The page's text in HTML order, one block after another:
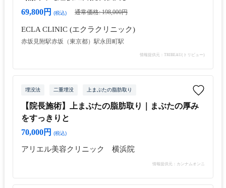
69,800円
(税込) 通常価格: 198,000円
ECLA CLINIC (エクラクリニック)
赤坂見附駅赤坂（東京都）駅永田町駅
情報提供元：TRIBEAU(トリビュー)
埋没法 二重埋没 上まぶたの脂肪取り
【院長施術】上まぶたの脂肪取り｜まぶたの厚み
をすっきりと
70,000円
(税込)
アリエル美容クリニック 横浜院
情報提供元：カンナムオンニ